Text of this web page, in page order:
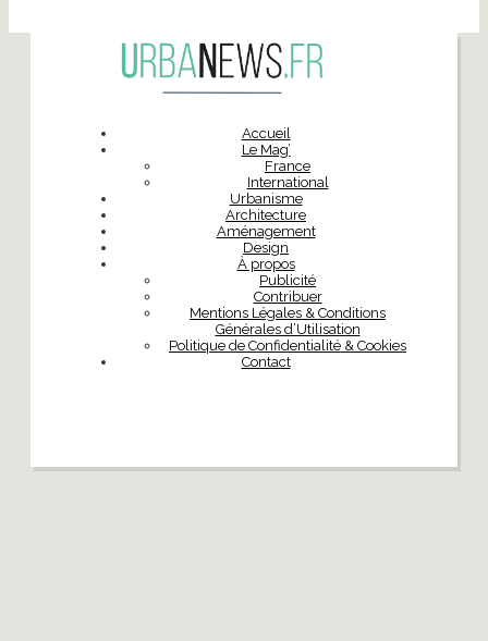
Accueil
Le Mag’
France
International
Urbanisme
Architecture
Aménagement
Design
À propos
Publicité
Contribuer
Mentions Légales & Conditions
Générales d’Utilisation
Politique de Confidentialité & Cookies
Contact